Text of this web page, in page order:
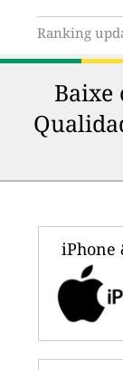
Ranking
Baixe
iPhone